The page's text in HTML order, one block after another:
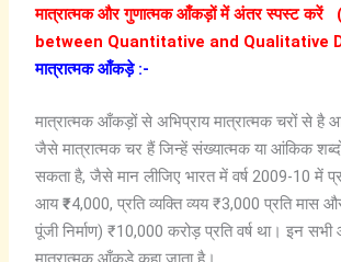
मात्रात्मक और गुणात्मक आँकड़ों में अंतर स्पस्ट
between Quantitative and Qualitative
मात्रात्मक आँकड़े :-
मात्रात्मक आँकड़ों से अभिप्राय मात्रात्मक चरों से है
जैसे मात्रात्मक चर हैं जिन्हें संख्यात्मक या आंकिक
सकता है, जैसे मान लीजिए भारत में वर्ष 2009-10 में
आय₹4,000, प्रति व्यक्ति व्यय ₹3,000 प्रति मास
पूंजी निर्माण) ₹10,000 करोड़ प्रति वर्ष था। इन